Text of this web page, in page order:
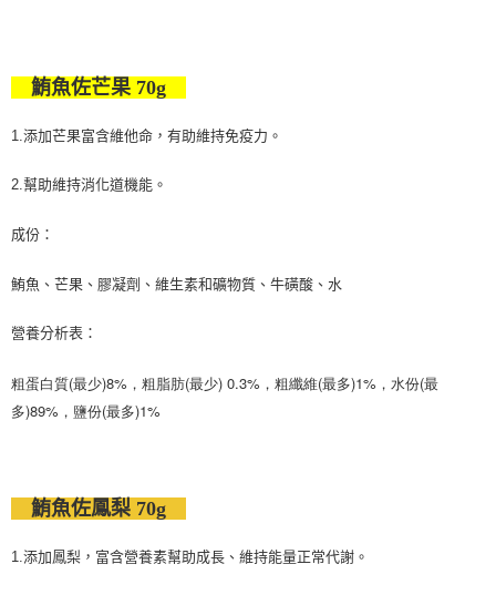
鮪魚佐芒果 70g
1.添加芒果富含維他命，有助維持免疫力。
2.幫助維持消化道機能。
成份：
鮪魚、芒果、膠凝劑、維生素和礦物質、牛磺酸、水
營養分析表：
粗蛋白質(最少)8%，粗脂肪(最少) 0.3%，粗纖維(最多)1%，水份(最
多)89%，鹽份(最多)1%
鮪魚佐鳳梨 70g
1.添加鳳梨，富含營養素幫助成長、維持能量正常代謝。